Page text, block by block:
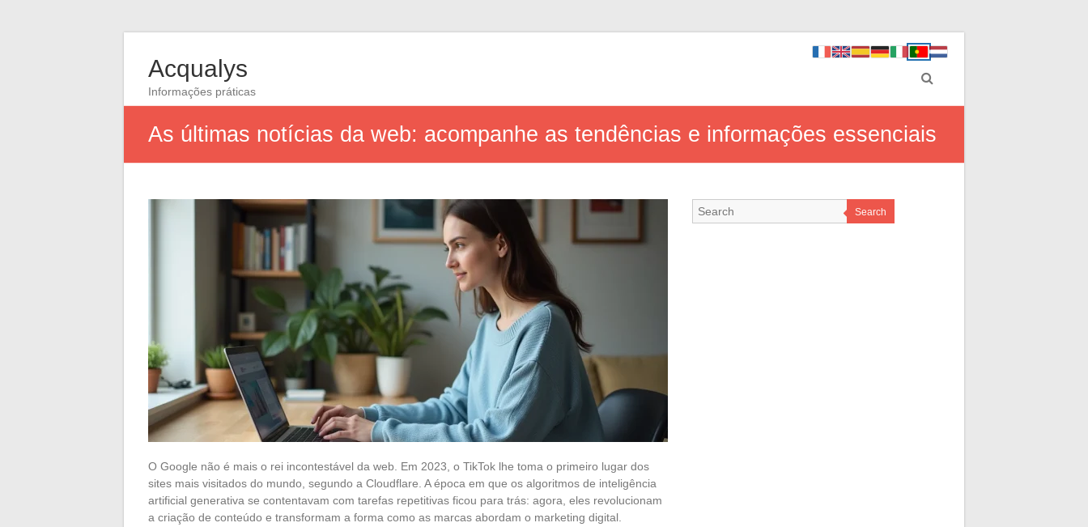
Acqualys
Informações práticas
As últimas notícias da web: acompanhe as tendências e informações essenciais
O Google não é mais o rei incontestável da web. Em 2023, o TikTok lhe toma o primeiro lugar dos
sites mais visitados do mundo, segundo a Cloudflare. A época em que os algoritmos de inteligência
artificial generativa se contentavam com tarefas repetitivas ficou para trás: agora, eles revolucionam
a criação de conteúdo e transformam a forma como as marcas abordam o marketing digital.
Search